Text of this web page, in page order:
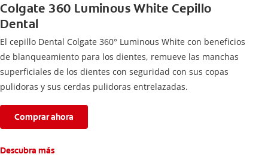
Colgate 360 Luminous White Cepillo
Dental
El cepillo Dental Colgate 360° Luminous White con beneficios
de blanqueamiento para los dientes, remueve las manchas
superficiales de los dientes con seguridad con sus copas
pulidoras y sus cerdas pulidoras entrelazadas.
Comprar ahora
Descubra más